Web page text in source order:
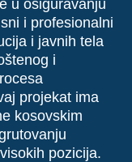
u osiguravanju
i profesionalni
i javnih tela
i
projekat ima
kosovskim
pozicija.